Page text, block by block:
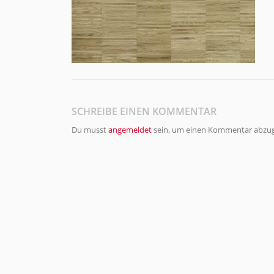
SCHREIBE EINEN KOMMENTAR
Du musstangemeldetsein, um einen Kommentar